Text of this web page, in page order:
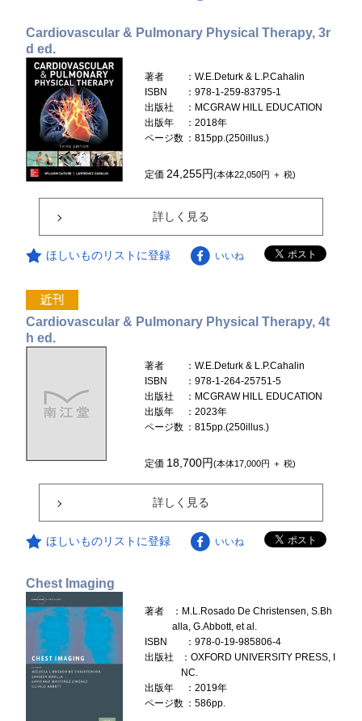
Cardiovascular & Pulmonary Physical Therapy, 3r
d ed.
著者
：W.E.Deturk & L.P.Cahalin
ISBN
：978-1-259-83795-1
出版社
：MCGRAW HILL EDUCATION
出版年
：2018年
ページ数 ：815pp.(250illus.)
定価24,255円(本体22,050円 ＋ 税)
詳しく見る
ほしいものリストに登録 いいね
Cardiovascular & Pulmonary Physical Therapy, 4t
h ed.
著者
：W.E.Deturk & L.P.Cahalin
ISBN
：978-1-264-25751-5
出版社
：MCGRAW HILL EDUCATION
出版年
：2023年
ページ数 ：815pp.(250illus.)
定価 18,700円(本体17,000円 ＋ 税)
詳しく見る
ほしいものリストに登録 いいね
Chest Imaging
著者
：M.L.Rosado De Christensen, S.Bh
alla, G.Abbott, et al.
ISBN
：978-0-19-985806-4
出版社
：OXFORD UNIVERSITY PRESS, I
NC.
出版年
：2019年
ページ数 ：586pp.